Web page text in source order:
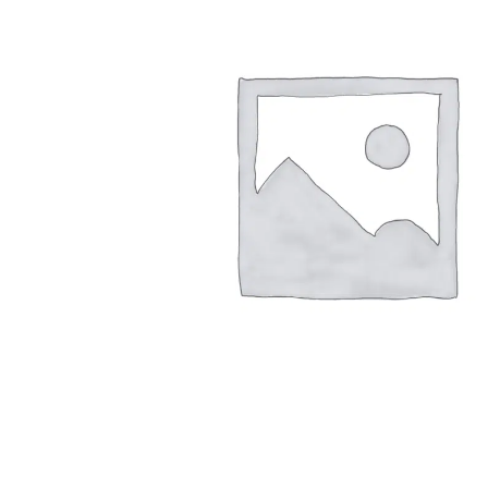
Arbres fruitiers
Plantes méditerranéennes et exotiques
Plantes
Plantes
Plantes
Plantes
Plantes